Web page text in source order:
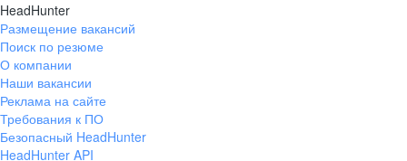
Екатеринбург
ул. Боевых Дружин, стр. 20,
+7 343 226-79-99
pr@ural.hh.ru
HeadHunter
Размещение вакансий
Поиск по резюме
О компании
Наши вакансии
Реклама на сайте
Требования к ПО
Безопасный HeadHunter
HeadHunter API